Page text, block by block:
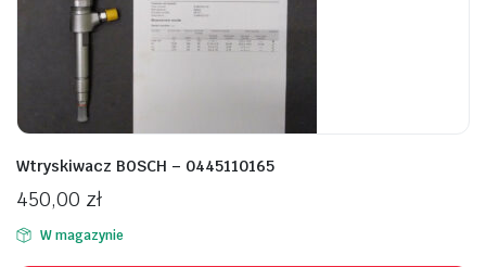
Wtryskiwacz BOSCH – 0445110165
450,00 zł
W magazynie